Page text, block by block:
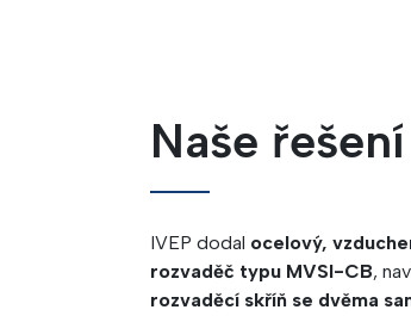
Naše řešení
IVEP dodal ocelový,
rozvaděč typu MVSI-CB,
rozvaděcí skříň se dvěma